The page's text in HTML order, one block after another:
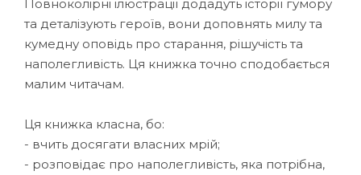
Повноколірні ілюстрації додадуть історії гумору
та деталізують героїв, вони доповнять милу та
кумедну оповідь про старання, рішучість та
наполегливість. Ця книжка точно сподобається
малим читачам.
Ця книжка класна, бо:
- вчить досягати власних мрій;
- розповідає про наполегливість, яка потрібна,